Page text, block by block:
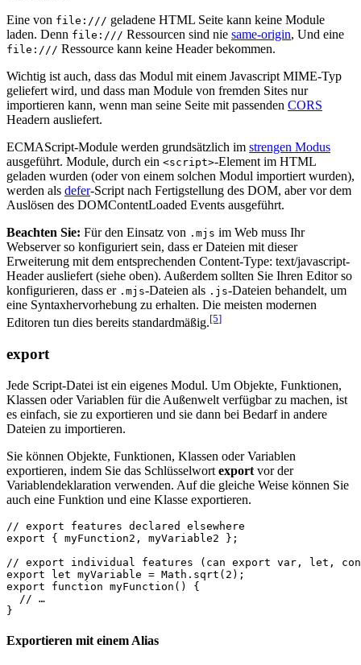
Eine von file:/// geladene HTML Seite kann keine Module
laden. Denn file:/// Ressourcen sind nie same-origin, Und eine
file:/// Ressource kann keine Header bekommen.
Wichtig ist auch, dass das Modul mit einem Javascript MIME-Typ
geliefert wird, und dass man Module von fremden Sites nur
importieren kann, wenn man seine Seite mit passenden CORS
Headern ausliefert.
ECMAScript-Module werden grundsätzlich im strengen Modus
ausgeführt. Module, durch ein <script>-Element im HTML
geladen wurden (oder von einem solchen Modul importiert wurden),
werden als defer-Script nach Fertigstellung des DOM, aber vor dem
Auslösen des DOMContentLoaded Events ausgeführt.
Beachten Sie: Für den Einsatz von .mjs im Web muss Ihr
Webserver so konfiguriert sein, dass er Dateien mit dieser
Erweiterung mit dem entsprechenden Content-Type: text/javascript-
Header ausliefert (siehe oben). Außerdem sollten Sie Ihren Editor so
konfigurieren, dass er .mjs-Dateien als .js-Dateien behandelt, um
eine Syntaxhervorhebung zu erhalten. Die meisten modernen
Editoren tun dies bereits standardmäßig.[5]
export
Jede Script-Datei ist ein eigenes Modul. Um Objekte, Funktionen,
Klassen oder Variablen für die Außenwelt verfügbar zu machen, ist
es einfach, sie zu exportieren und sie dann bei Bedarf in andere
Dateien zu importieren.
Sie können Objekte, Funktionen, Klassen oder Variablen
exportieren, indem Sie das Schlüsselwort export vor der
Variablendeklaration verwenden. Auf die gleiche Weise können Sie
auch eine Funktion und eine Klasse exportieren.
// export features declared elsewhere
export
{ myFunction2 , myVariable2
};
// export individual features (can export var, let,
export
let myVariable = Math . sqrt ( 2 );
export
function myFunction ()
{
// …
}
Exportieren mit einem Alias